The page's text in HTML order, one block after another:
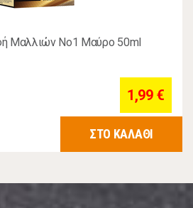
Μαλλιών Νο1 Μαύρο 50ml
1,99 €
ΣΤΟ ΚΑΛΑΘΙ